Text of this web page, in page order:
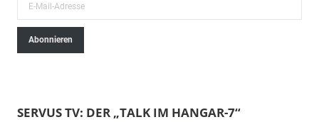
-
Abonnieren
SERVUS TV: DER „TALK IM HANGAR-7“